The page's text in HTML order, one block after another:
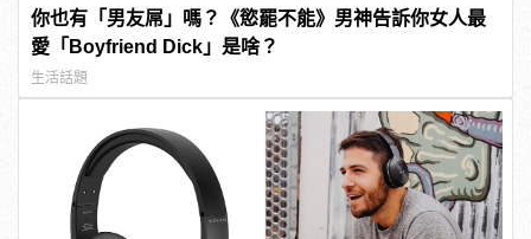
你也有「男友屌」嗎？《慾罷不能》男神告訴你女人最
愛「Boyfriend Dick」是啥？
生活話題